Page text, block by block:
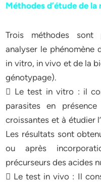
Méthodes d’étude de la
Trois méthodes sont
analyser le phénomène
in vitro, in vivo et de la
génotypage).
 Le test in vitro : il
parasites en
croissantes et à étudier
Les résultats sont
ou après
précurseurs des acides
 Le test in vivo : Il